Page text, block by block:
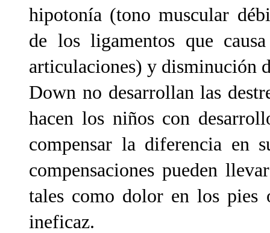
hipotonía (tono muscular
de los ligamentos que
articulaciones) y disminución
Down no desarrollan las
hacen los niños con
compensar la diferencia en
compensaciones pueden
tales como dolor en los pies
ineficaz.